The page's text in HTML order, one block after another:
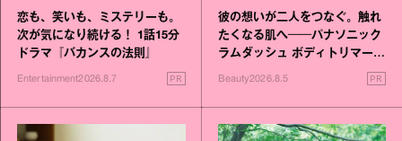
恋も、笑いも、ミステリーも。
次が気になり続ける！ 1話15分
ドラマ『バカンスの法則』
Entertainment2026.8.7 PR
彼の想いが二人をつなぐ。触れ
たくなる肌へ──パナソニック
ラムダッシュ ボディトリマーが
Beauty2026.8.5 PR